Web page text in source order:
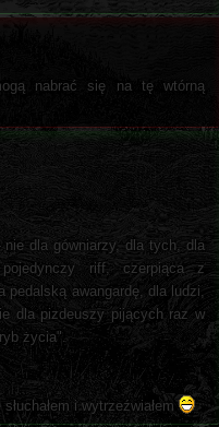
nabrać się na tę wtórną
dla gówniarzy, dla tych, dla
riff, czerpiąca z
pedalską awangardę, dla ludzi,
dla pizdeuszy pijących raz w
życia".
i wytrzeźwiałem